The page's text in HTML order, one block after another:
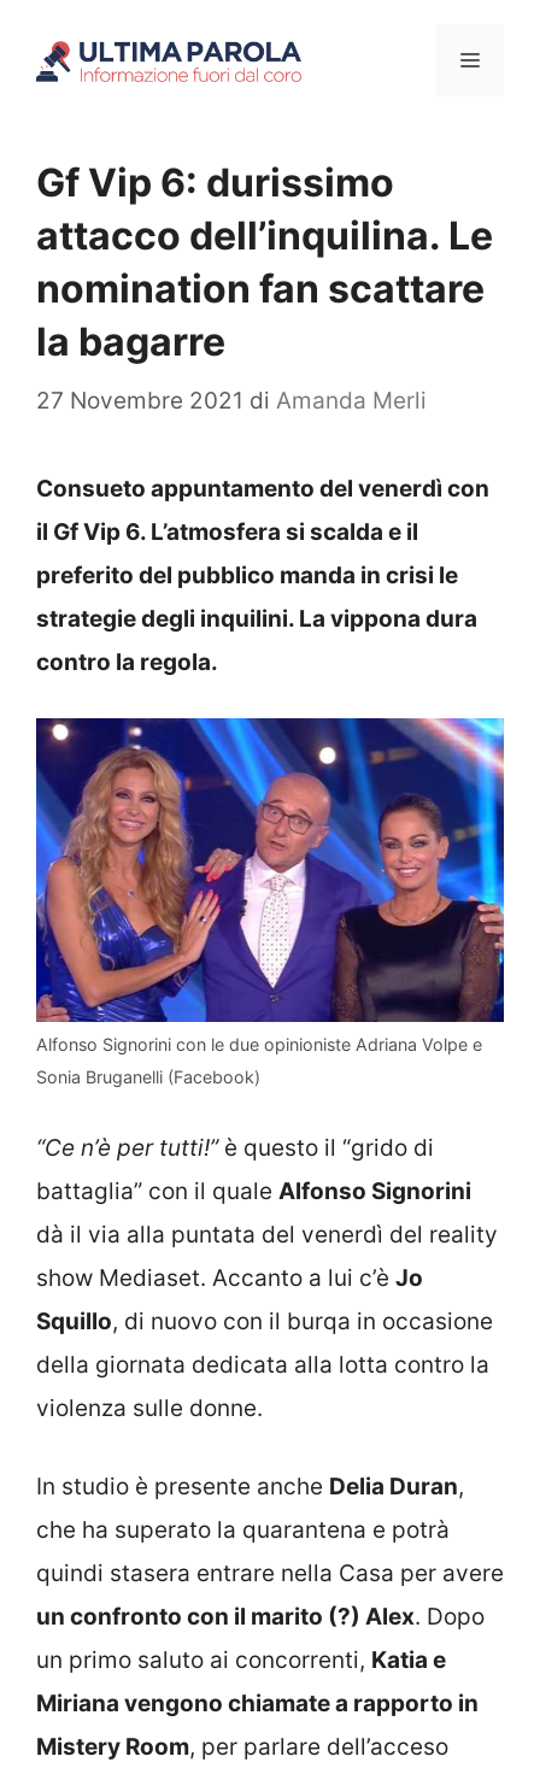
Menu
Gf Vip 6: durissimo
attacco dell’inquilina. Le
nomination fan scattare
la bagarre
27 Novembre 2021 di Amanda Merli
Consueto appuntamento del venerdì con
il Gf Vip 6. L’atmosfera si scalda e il
preferito del pubblico manda in crisi le
strategie degli inquilini. La vippona dura
contro la regola.
Alfonso Signorini con le due opinioniste Adriana Volpe e
Sonia Bruganelli (Facebook)
“Ce n’è per tutti!”è questo il “grido di
battaglia” con il quale Alfonso Signorini
dà il via alla puntata del venerdì del reality
show Mediaset. Accanto a lui c’è Jo
Squillo, di nuovo con il burqa in occasione
della giornata dedicata alla lotta contro la
violenza sulle donne.
In studio è presente anche Delia Duran,
che ha superato la quarantena e potrà
quindi stasera entrare nella Casa per avere
un confronto con il marito (?) Alex. Dopo
un primo saluto ai concorrenti, Katia e
Miriana vengono chiamate a rapporto in
Mistery Room, per parlare dell’acceso